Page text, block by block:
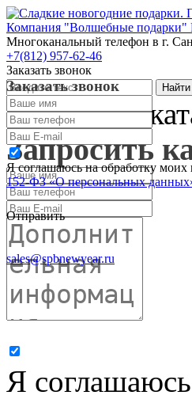
Компания "Волшебные подарки"
Многоканальный телефон в г.
+7(812) 957-62-46
Заказать звонок
Заказать звонок
Я соглашаюсь на обработку
152-ФЗ «О персональных
Отправить
sales@spbnewyear.ru
Запросить
Запросить
Я